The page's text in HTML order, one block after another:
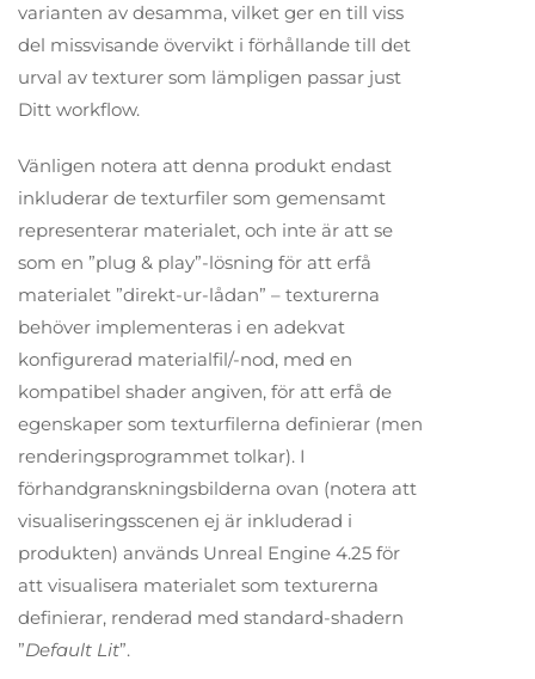
varianten av desamma, vilket ger en till viss
del missvisande övervikt i förhållande till det
urval av texturer som lämpligen passar just
Ditt workflow.
Vänligen notera att denna produkt endast
inkluderar de texturfiler som gemensamt
representerar materialet, och inte är att se
som en ”plug & play”-lösning för att erfå
materialet ”direkt-ur-lådan” – texturerna
behöver implementeras i en adekvat
konfigurerad materialfil/-nod, med en
kompatibel shader angiven, för att erfå de
egenskaper som texturfilerna definierar (men
renderingsprogrammet tolkar). I
förhandgranskningsbilderna ovan (notera att
visualiseringsscenen ej är inkluderad i
produkten) används Unreal Engine 4.25 för
att visualisera materialet som texturerna
definierar, renderad med standard-shadern
”Default Lit”.